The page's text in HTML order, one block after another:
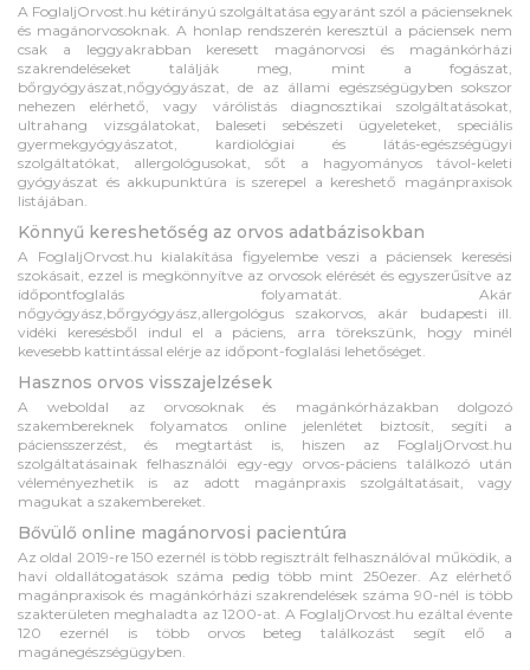
A FoglaljOrvost.hu kétirányú szolgáltatása egyaránt szól a pácienseknek
és magánorvosoknak. A honlap rendszerén keresztül a páciensek nem
csak a leggyakrabban keresett magánorvosi és magánkórházi
szakrendeléseket találják meg, mint a fogászat,
bőrgyógyászat,nőgyógyászat, de az állami egészségügyben sokszor
nehezen elérhető, vagy várólistás diagnosztikai szolgáltatásokat,
ultrahang vizsgálatokat, baleseti sebészeti ügyeleteket, speciális
gyermekgyógyászatot, kardiológiai és látás-egészségügyi
szolgáltatókat, allergológusokat, sőt a hagyományos távol-keleti
gyógyászat és akkupunktúra is szerepel a kereshető magánpraxisok
listájában.
Könnyű kereshetőség az orvos adatbázisokban
A FoglaljOrvost.hu kialakítása figyelembe veszi a páciensek keresési
szokásait, ezzel is megkönnyítve az orvosok elérését és egyszerűsítve az
időpontfoglalás folyamatát. Akár
nőgyógyász,bőrgyógyász,allergológus szakorvos, akár budapesti ill.
vidéki keresésből indul el a páciens, arra törekszünk, hogy minél
kevesebb kattintással elérje az időpont-foglalási lehetőséget.
Hasznos orvos visszajelzések
A weboldal az orvosoknak és magánkórházakban dolgozó
szakembereknek folyamatos online jelenlétet biztosít, segíti a
páciensszerzést, és megtartást is, hiszen az FoglaljOrvost.hu
szolgáltatásainak felhasználói egy-egy orvos-páciens találkozó után
véleményezhetik is az adott magánpraxis szolgáltatásait, vagy
magukat a szakembereket.
Bővülő online magánorvosi pacientúra
Az oldal 2019-re 150 ezernél is több regisztrált felhasználóval működik, a
havi oldallátogatások száma pedig több mint 250ezer. Az elérhető
magánpraxisok és magánkórházi szakrendelések száma 90-nél is több
szakterületen meghaladta az 1200-at. A FoglaljOrvost.hu ezáltal évente
120 ezernél is több orvos beteg találkozást segít elő a
magánegészségügyben.